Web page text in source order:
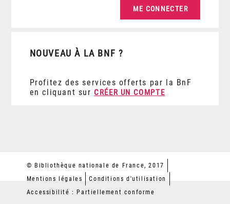
NOUVEAU À LA BNF ?
Profitez des services offerts par la BnF
en cliquant sur CRÉER UN COMPTE
© Bibliothèque nationale de France, 2017
Mentions légales
Conditions d'utilisation
Accessibilité : Partiellement conforme